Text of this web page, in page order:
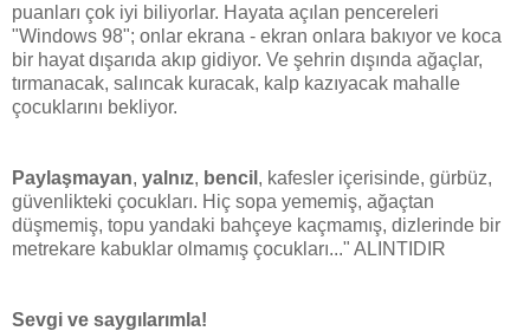
puanları çok iyi biliyorlar. Hayata açılan pencereleri
"Windows 98"; onlar ekrana - ekran onlara bakıyor ve koca
bir hayat dışarıda akıp gidiyor. Ve şehrin dışında ağaçlar,
tırmanacak, salıncak kuracak, kalp kazıyacak mahalle
çocuklarını bekliyor.
Paylaşmayan, yalnız, bencil , kafesler içerisinde, gürbüz,
güvenlikteki çocukları. Hiç sopa yememiş, ağaçtan
düşmemiş, topu yandaki bahçeye kaçmamış, dizlerinde bir
metrekare kabuklar olmamış çocukları..." ALINTIDIR
Sevgi ve saygılarımla!